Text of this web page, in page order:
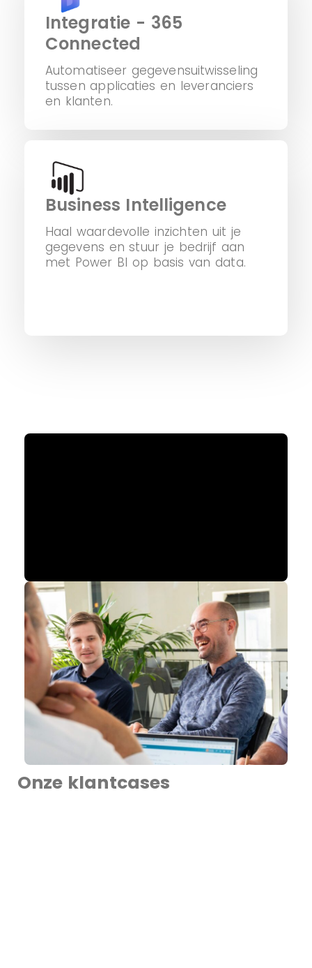
Integratie - 365
Connected
Automatiseer gegevensuitwisseling
tussen applicaties en leveranciers
en klanten.
Business Intelligence
Haal waardevolle inzichten uit je
gegevens en stuur je bedrijf aan
met Power BI op basis van data.
Onze klantcases